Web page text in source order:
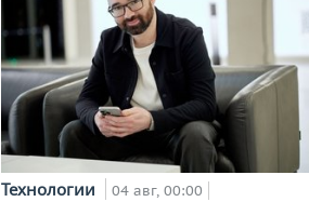
Технологии 04 авг, 00:00